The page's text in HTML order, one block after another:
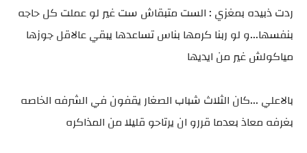
ردت ذبيده بمغزي : الست متبقاش ست غير لو عملت كل حاجه
بنفسها...و لو ربنا كرمها بناس تساعدها يبقي عالاقل جوزها
مياكولش غير من ايديها
بالاعلي ...كان الثلاث شباب الصغار يقفون في الشرفه الخاصه
بغرفه معاذ بعدما قررو ان يرتاحو قليلا من المذاكره